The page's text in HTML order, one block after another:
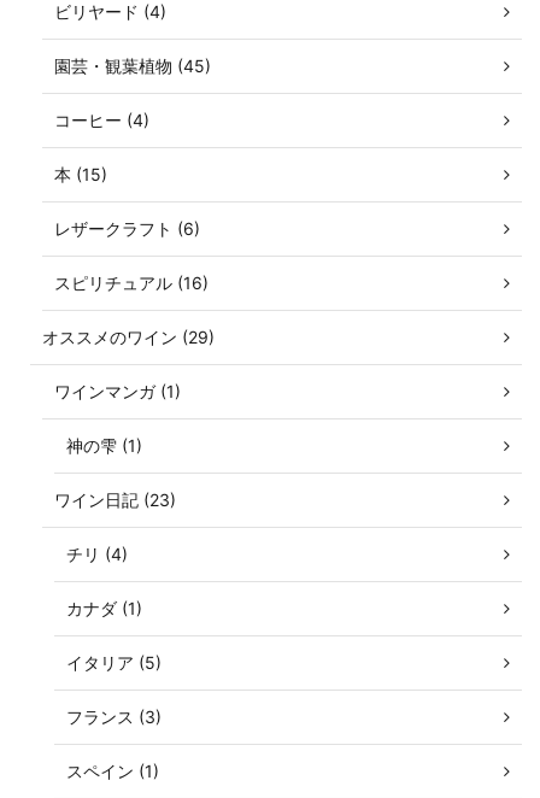
ビリヤード (4)
園芸・観葉植物 (45)
コーヒー (4)
本 (15)
レザークラフト (6)
スピリチュアル (16)
オススメのワイン (29)
ワインマンガ (1)
神の雫 (1)
ワイン日記 (23)
チリ (4)
カナダ (1)
イタリア (5)
フランス (3)
スペイン (1)